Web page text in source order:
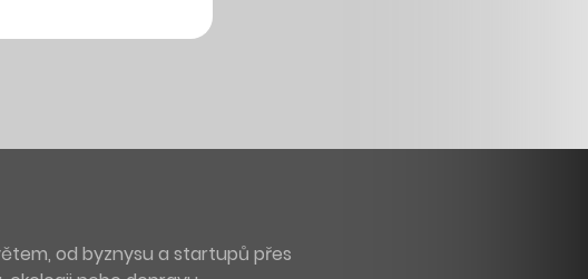
od byznysu a startupů přes